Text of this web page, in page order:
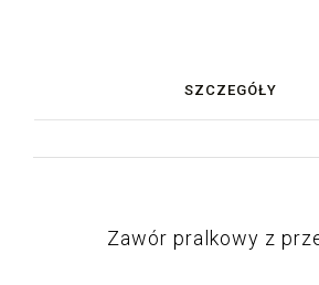
SZCZEGÓŁY
Zawór pralkowy z